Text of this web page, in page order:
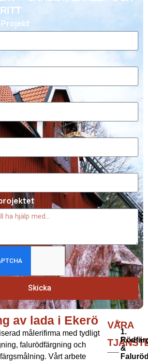
Skicka
Rödfärning av lada i Ekerö
av lada i Ekerö
målerifirma med tydligt
falurödfärgning och
Vårt arbete
VÅRA
1.
&